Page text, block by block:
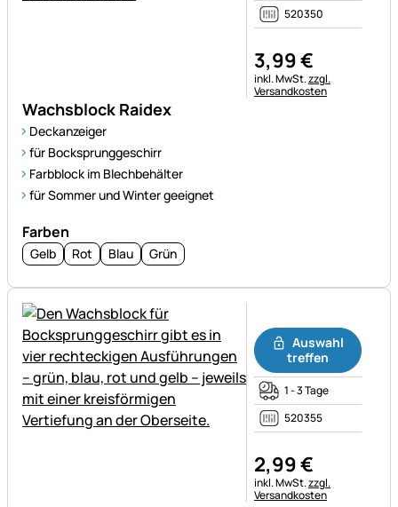
Wachsblock Raidex
Deckanzeiger
für Bocksprunggeschirr
Farbblock im Blechbehälter
für Sommer und Winter geeignet
Farben
Gelb Rot Blau Grün
520350
3,99€
Steuerhinweis:
inkl. MwSt.zzgl.
Versandkosten
Auswahl
treffen
1 - 3 Tage
520355
2,99€
Steuerhinweis:
inkl. MwSt.zzgl.
Versandkosten